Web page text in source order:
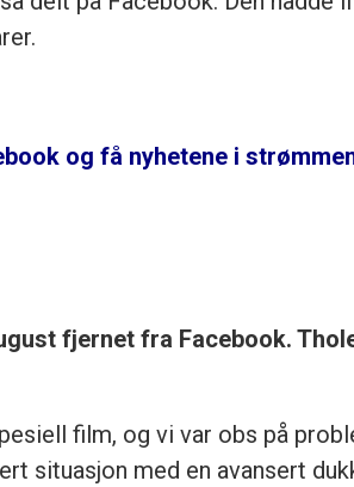
og få nyhetene i
fjernet fra Facebook.
film, og vi var obs på
situasjon med en avansert